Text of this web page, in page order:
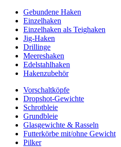
Gebundene Haken
Einzelhaken
Einzelhaken als Teighaken
Jig-Haken
Drillinge
Meereshaken
Edelstahlhaken
Hakenzubehör
Vorschaltköpfe
Dropshot-Gewichte
Schrotbleie
Grundbleie
Glasgewichte & Rasseln
Futterkörbe mit/ohne Gewicht
Pilker